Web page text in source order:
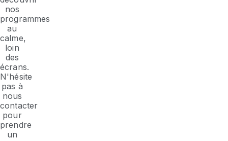
nos
programmes
au
calme,
loin
des
écrans.
N'hésite
pas à
nous
contacter
pour
prendre
un